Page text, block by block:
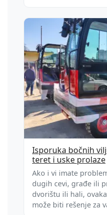
Isporuka bočnih
teret i uske prolaze
Ako i vi imate
dugih cevi, građe ili
dvorištu ili hali,
može biti rešenje za